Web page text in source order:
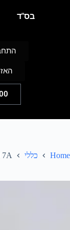
בס"ד
Home כללי 7A